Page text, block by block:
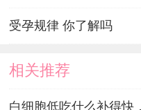
受孕规律 你了解吗
相关推荐
白细胞低吃什么补得快